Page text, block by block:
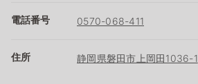
電話番号 0570-068-411
住所 静岡県磐田市上岡田1036-1